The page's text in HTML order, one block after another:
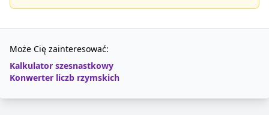
Może Cię zainteresować:
Kalkulator szesnastkowy
Konwerter liczb rzymskich